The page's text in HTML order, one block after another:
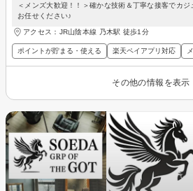
＜メンズ大歓迎！！＞確かな技術＆丁寧な接客でカ
お任せください♪
アクセス：JR山陰本線 乃木駅 徒歩1分
ポイントが貯まる・使える 楽天ペイアプリ対応
その他の情報を表示